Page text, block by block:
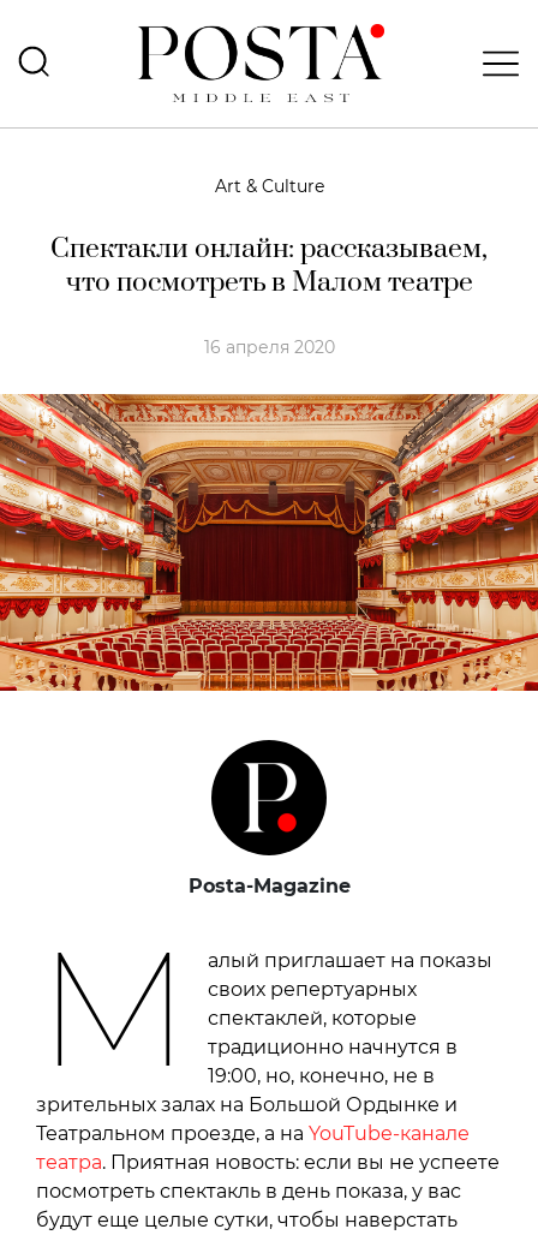
Art & Culture
Спектакли онлайн: рассказываем,
что посмотреть в Малом театре
16 апреля 2020
Posta-Magazine
М
алый приглашает на показы
своих репертуарных
спектаклей, которые
традиционно начнутся в
19:00, но, конечно, не в
зрительных залах на Большой Ордынке и
Театральном проезде, а на YouTube-канале
театра. Приятная новость: если вы не успеете
посмотреть спектакль в день показа, у вас
будут еще целые сутки, чтобы наверстать